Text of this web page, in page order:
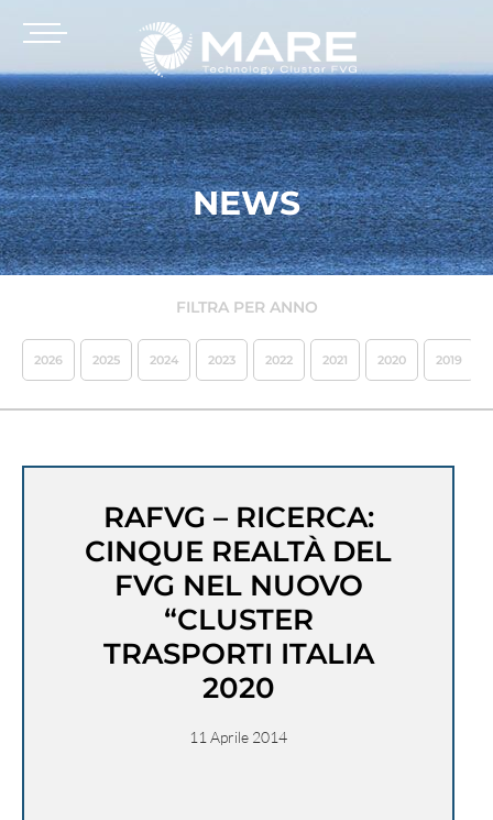
NEWS
FILTRA PER ANNO
2026 2025 2024 2023 2022 2021 2020 2019
RAFVG – RICERCA:
CINQUE REALTÀ DEL
FVG NEL NUOVO
“CLUSTER
TRASPORTI ITALIA
2020
11 Aprile 2014